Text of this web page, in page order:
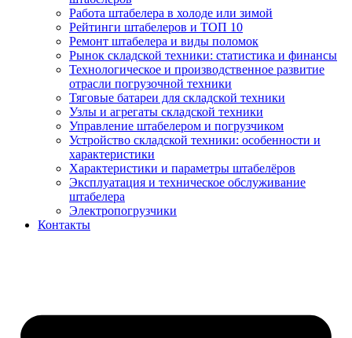
Работа штабелера в холоде или зимой
Рейтинги штабелеров и ТОП 10
Ремонт штабелера и виды поломок
Рынок складской техники: статистика и финансы
Технологическое и производственное развитие
отрасли погрузочной техники
Тяговые батареи для складской техники
Узлы и агрегаты складской техники
Управление штабелером и погрузчиком
Устройство складской техники: особенности и
характеристики
Характеристики и параметры штабелёров
Эксплуатация и техническое обслуживание
штабелера
Электропогрузчики
Контакты